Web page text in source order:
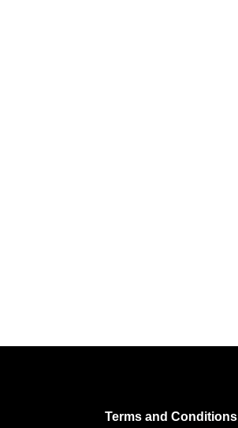
Terms and Conditions